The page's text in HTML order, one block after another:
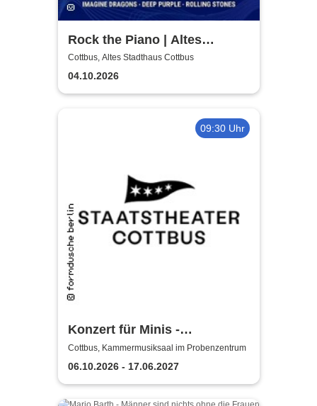
Rock the Piano | Altes
Stadthaus Cottbus
Cottbus, Altes Stadthaus Cottbus
04.10.2026
09:30 Uhr
Konzert für Minis -
Staatstheater Cottbus
Cottbus, Kammermusiksaal im Probenzentrum
06.10.2026 - 17.06.2027